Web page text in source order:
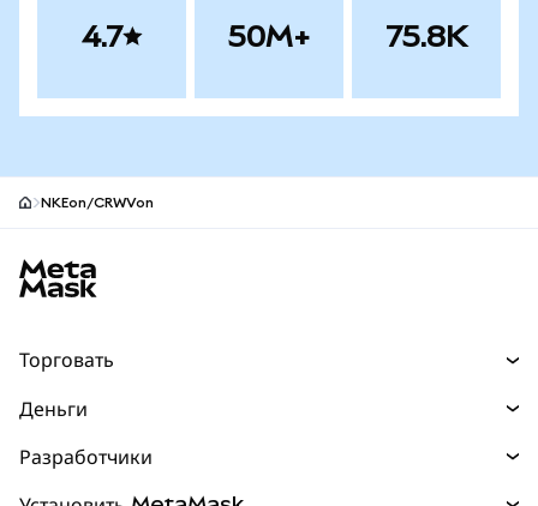
4.7 50M+ 75.8K
NKEon/CRWVon
Торговать
Прогнозы
Деньги
Разработчики